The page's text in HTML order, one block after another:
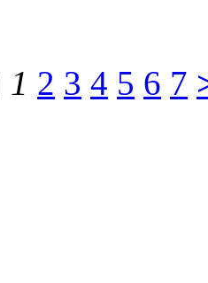
1 2 3 4 5 6 7